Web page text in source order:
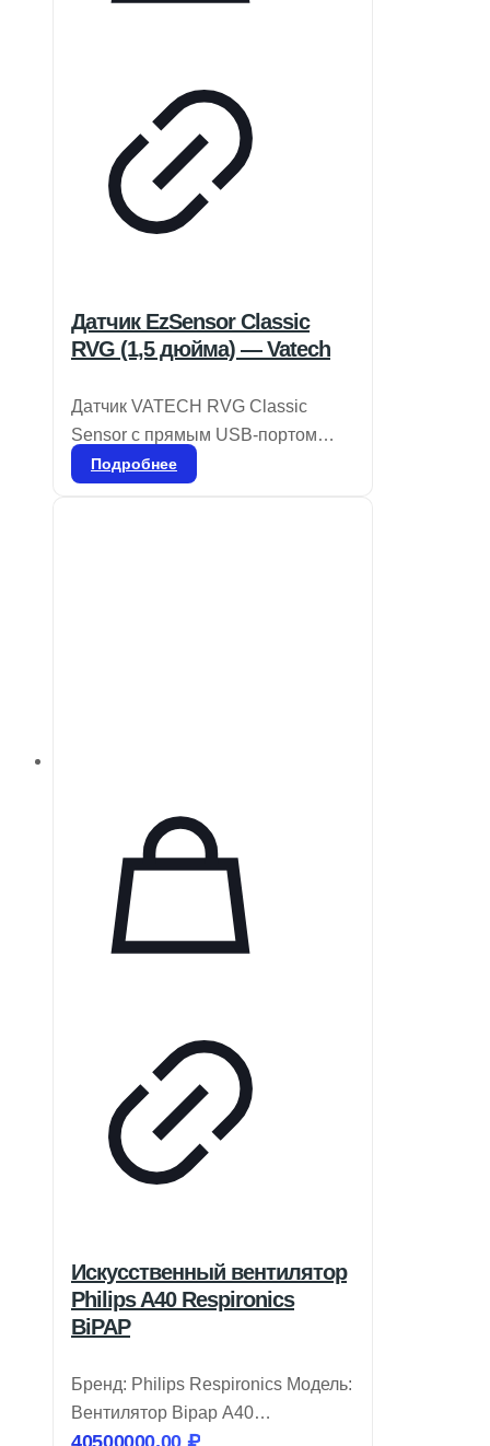
Датчик EzSensor Classic
RVG (1,5 дюйма) — Vatech
Датчик VATECH RVG Classic
Sensor с прямым USB-портом
отличается компактностью и
VATECH обеспечивают
стабильность работы.
Подробнее
Искусственный вентилятор
Philips A40 Respironics
BiPAP
Бренд: Philips Respironics Модель:
Вентилятор Bipap A40
Вентилятор BiPAP A40 от Philips
40500000,00 ₽